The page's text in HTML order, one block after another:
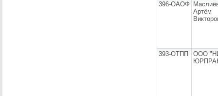
396-ОАОФ
Артём
393-ОТПП
ООО